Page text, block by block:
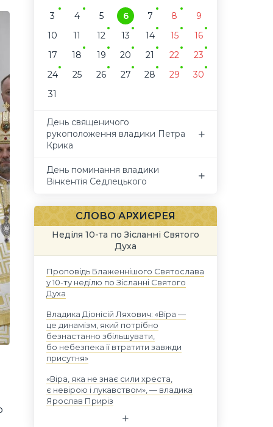
3
4 5 6 7 8
9
10
11 12 13 14 15
16
17
18 19 20 21 22
23
24
25 26 27 28 29
30
31
День священичого
рукоположення владики Петра
Крика
День поминання владики
Вінкентія Седлецького
СЛОВО АРХИЄРЕЯ
Неділя 10-та по Зісланні Святого
Духа
Проповідь Блаженнішого Святослава
у 10-ту неділю по Зісланні Святого
Духа
Владика Діонісій Ляхович: «Віра —
це динамізм, який потрібно
безнастанно збільшувати,
бо небезпека її втратити завжди
присутня»
«Віра, яка не знає сили хреста,
є невірою і лукавством», — владика
Ярослав Приріз